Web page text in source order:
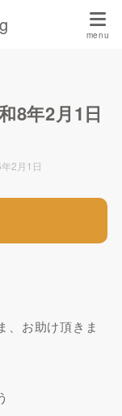
8年2月1日
2月1日
、お助け頂きま